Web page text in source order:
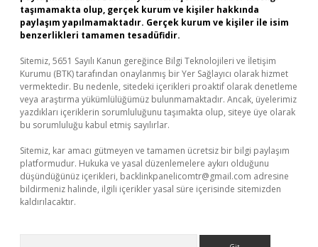
taşımamakta olup, gerçek kurum ve kişiler hakkında
paylaşım yapılmamaktadır. Gerçek kurum ve kişiler ile isim
benzerlikleri tamamen tesadüfidir.
Sitemiz, 5651 Sayılı Kanun gereğince Bilgi Teknolojileri ve İletişim
Kurumu (BTK) tarafından onaylanmış bir Yer Sağlayıcı olarak hizmet
vermektedir. Bu nedenle, sitedeki içerikleri proaktif olarak denetleme
veya araştırma yükümlülüğümüz bulunmamaktadır. Ancak, üyelerimiz
yazdıkları içeriklerin sorumluluğunu taşımakta olup, siteye üye olarak
bu sorumluluğu kabul etmiş sayılırlar.
Sitemiz, kar amacı gütmeyen ve tamamen ücretsiz bir bilgi paylaşım
platformudur. Hukuka ve yasal düzenlemelere aykırı olduğunu
düşündüğünüz içerikleri, backlinkpanelicomtr@gmail.com adresine
bildirmeniz halinde, ilgili içerikler yasal süre içerisinde sitemizden
kaldırılacaktır.